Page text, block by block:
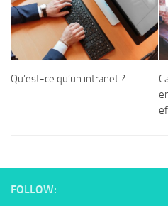
Qu’est-ce qu’un intranet ?
FOLLOW: